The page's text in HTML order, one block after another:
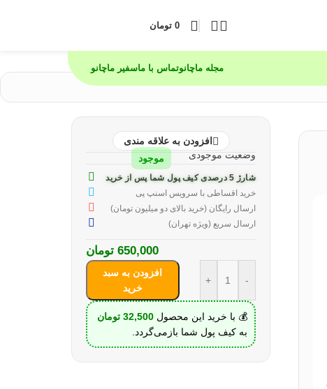
0 تومان
مجله ماچانوتماس با ماسفیر ماچانو
افزودن به علاقه مندی
وضعیت موجودی
موجود
شارژ 5 درصدی کیف پول شما پس از خرید
خرید اقساطی با سرویس اسنپ پی
ارسال رایگان (خرید بالای دو میلیون تومان)
ارسال سریع (ویژه تهران)
650,000 تومان
-
+
افزودن به سبد
خرید
💰 با خرید این محصول32,500 تومان
به کیف پول شما بازمی‌گردد.